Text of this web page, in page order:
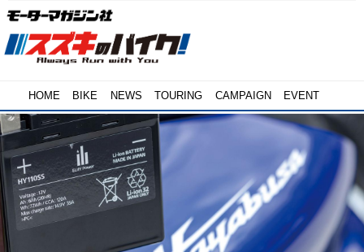
HOME BIKE NEWS TOURING CAMPAIGN EVENT